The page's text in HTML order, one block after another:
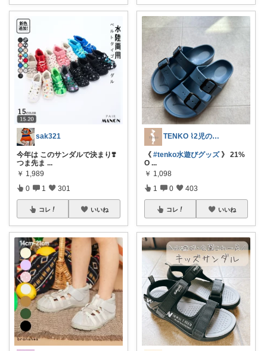
sak321
今年は このサンダルで決まり❣️
つま先ま ...
￥ 1,989
0 1 301
コレ いいね
TENKO ⌇2児のママ＊暮らしを便利に
《 #tenko水遊びグッズ》 21%
O ...
￥ 1,098
1 0 403
コレ いいね